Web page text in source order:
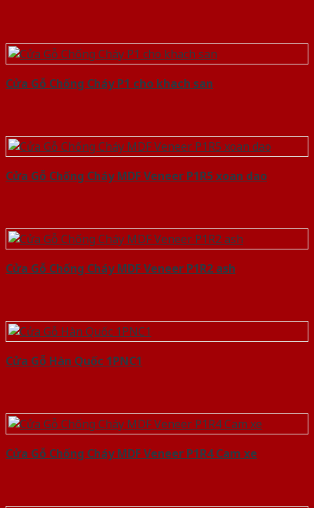
Cửa Gỗ Chống Cháy P1 cho khach san
Cửa Gỗ Chống Cháy MDF Veneer P1R5 xoan dao
Cửa Gỗ Chống Cháy MDF Veneer P1R2 ash
Cửa Gỗ Hàn Quốc 1PNC1
Cửa Gỗ Chống Cháy MDF Veneer P1R4 Cam xe